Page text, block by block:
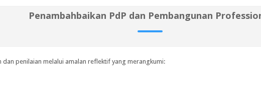
Penambahbaikan PdP dan Pembangunan
penilaian melalui amalan reflektif yang merangkumi: